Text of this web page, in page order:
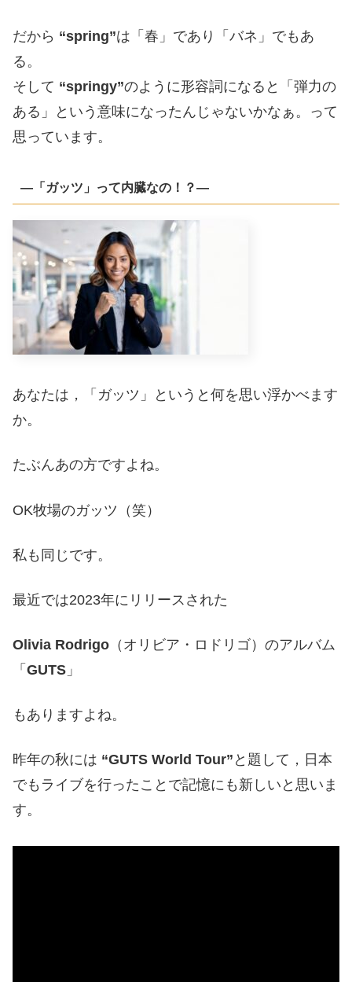
だから “spring”は「春」であり「バネ」でもあ
る。
そして “springy”のように形容詞になると「弾力の
ある」という意味になったんじゃないかなぁ。って
思っています。
―「ガッツ」って内臓なの！？―
あなたは，「ガッツ」というと何を思い浮かべます
か。
たぶんあの方ですよね。
OK牧場のガッツ（笑）
私も同じです。
最近では2023年にリリースされた
Olivia Rodrigo （オリビア・ロドリゴ）のアルバム
「 GUTS 」
もありますよね。
昨年の秋には “GUTS World Tour” と題して，日本
でもライブを行ったことで記憶にも新しいと思いま
す。